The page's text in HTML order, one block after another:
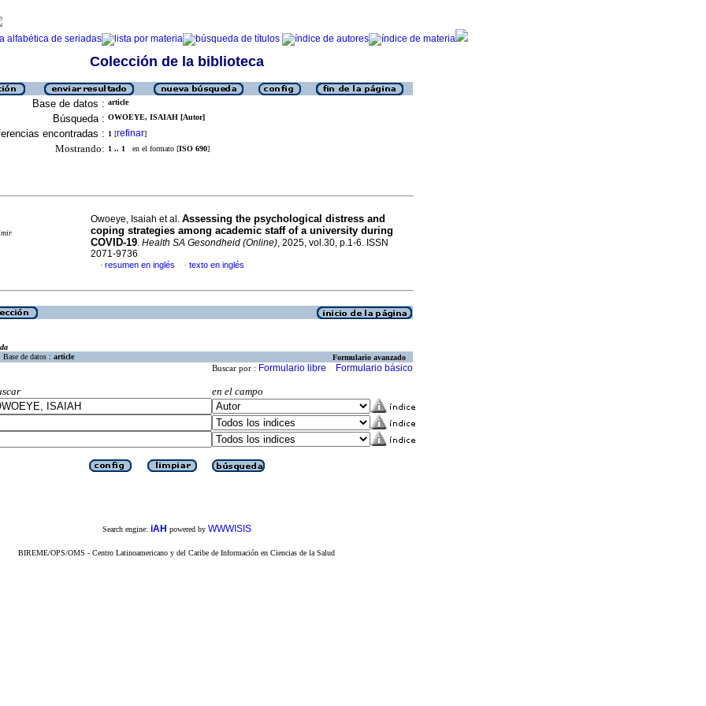
Colección de la biblioteca
Base de datos : article
Búsqueda : OWOEYE, ISAIAH [Autor]
encontradas : 1 [refinar]
Mostrando: 1 .. 1 en el formato [ISO 690]
Owoeye, Isaiah et al. Assessing the psychological distress and
coping strategies among academic staff of a university during
COVID-19. Health SA Gesondheid (Online), 2025, vol.30, p.1-6. ISSN
2071-9736
· resumen en inglés · texto en inglés
Base de datos : article Formulario avanzado
Buscar por : Formulario libre Formulario básico
en el campo
Search engine: iAH powered by WWWISIS
BIREME/OPS/OMS - Centro Latinoamericano y del Caribe de Información en Ciencias de la Salud